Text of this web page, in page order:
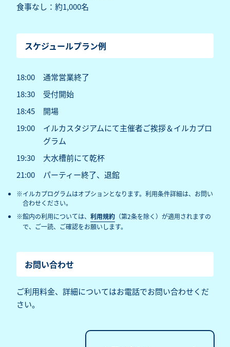
食事なし： 約1,000名
スケジュールプラン例
18:00
通常営業終了
18:30
受付開始
18:45
開場
19:00
イルカスタジアムにて主催者ご挨拶＆イルカプロ
グラム
19:30
大水槽前にて乾杯
21:00
パーティー終了、退館
イルカプログラムはオプションとなります。利用条件詳細は、お問い
合わせください。
館内の利用については、 利用規約 （第2条を除く）が適用されますの
で、ご一読、ご確認をお願いします。
お問い合わせ
ご利用料金、詳細についてはお電話でお問い合わせくだ
さい。